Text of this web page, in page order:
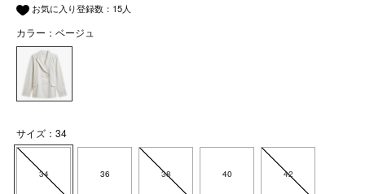
お気に入り登録数： 15人
カラー：ベージュ
サイズ：34
34 36 38 40 42